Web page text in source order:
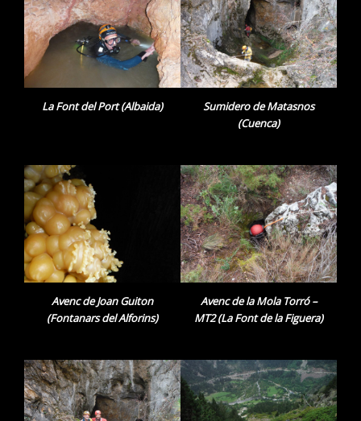
La Font del Port (Albaida)
Sumidero de Matasnos
(Cuenca)
Avenc de Joan Guiton
(Fontanars del Alforins)
Avenc de la Mola Torró –
MT2 (La Font de la Figuera)